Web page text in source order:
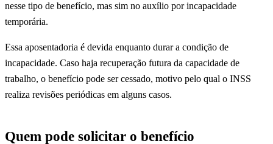
nesse tipo de benefício, mas sim no auxílio por incapacidade
temporária.
Essa aposentadoria é devida enquanto durar a condição de
incapacidade. Caso haja recuperação futura da capacidade de
trabalho, o benefício pode ser cessado, motivo pelo qual o INSS
realiza revisões periódicas em alguns casos.
Quem pode solicitar o benefício